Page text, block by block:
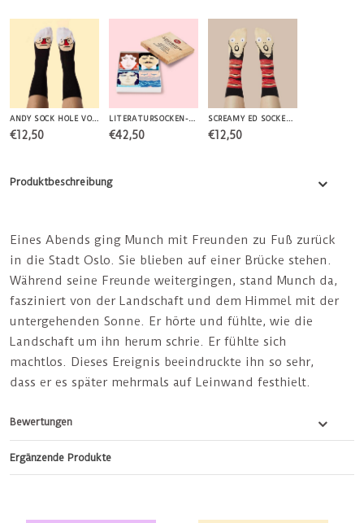
ANDY SOCK HOLE VON CHATTYFEET
€12,50
LITERATURSOCKEN-SET VON CHATTY FEET
€42,50
SCREAMY ED SOCKEN VON CHATTYFEET
€12,50
Produktbeschreibung
Eines Abends ging Munch mit Freunden zu Fuß zurück
in die Stadt Oslo. Sie blieben auf einer Brücke stehen.
Während seine Freunde weitergingen, stand Munch da,
fasziniert von der Landschaft und dem Himmel mit der
untergehenden Sonne. Er hörte und fühlte, wie die
Landschaft um ihn herum schrie. Er fühlte sich
machtlos. Dieses Ereignis beeindruckte ihn so sehr,
dass er es später mehrmals auf Leinwand festhielt.
Bewertungen
Ergänzende Produkte